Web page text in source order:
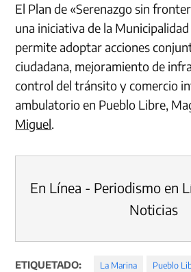
El Plan de «Serenazgo sin
una iniciativa de la
permite adoptar acciones
ciudadana, mejoramiento de
control del tránsito y comercio
ambulatorio en Pueblo Libre,
Miguel.
En Línea - Periodismo en
Noticias
ETIQUETADO: La Marina Pueblo